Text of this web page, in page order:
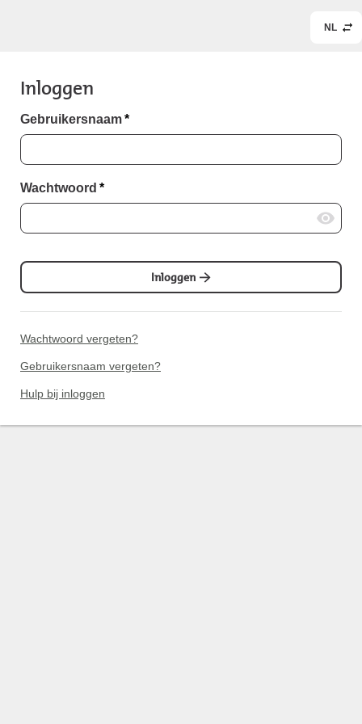
NL
Inloggen
Gebruikersnaam*
Wachtwoord *
Inloggen
Wachtwoord vergeten?
Gebruikersnaam vergeten?
Hulp bij inloggen